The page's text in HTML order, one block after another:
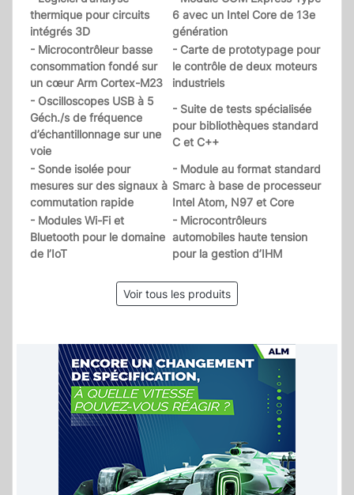
thermique pour circuits
intégrés 3D
6 avec un Intel Core de 13e
génération
- Microcontrôleur basse
consommation fondé sur
un cœur Arm Cortex-M23
- Carte de prototypage pour
le contrôle de deux moteurs
industriels
- Oscilloscopes USB à 5
Géch./s de fréquence
d’échantillonnage sur une
voie
- Suite de tests spécialisée
pour bibliothèques standard
C et C++
- Sonde isolée pour
mesures sur des signaux à
commutation rapide
- Module au format standard
Smarc à base de processeur
Intel Atom, N97 et Core
- Modules Wi-Fi et
Bluetooth pour le domaine
de l’IoT
- Microcontrôleurs
automobiles haute tension
pour la gestion d’IHM
Voir tous les produits